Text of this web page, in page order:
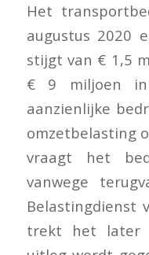
Het
augustus 2020
stijgt van € 1,5
€ 9 miljoen in
aanzienlijke
omzetbelasting
vraagt het
vanwege
Belastingdienst
trekt het later